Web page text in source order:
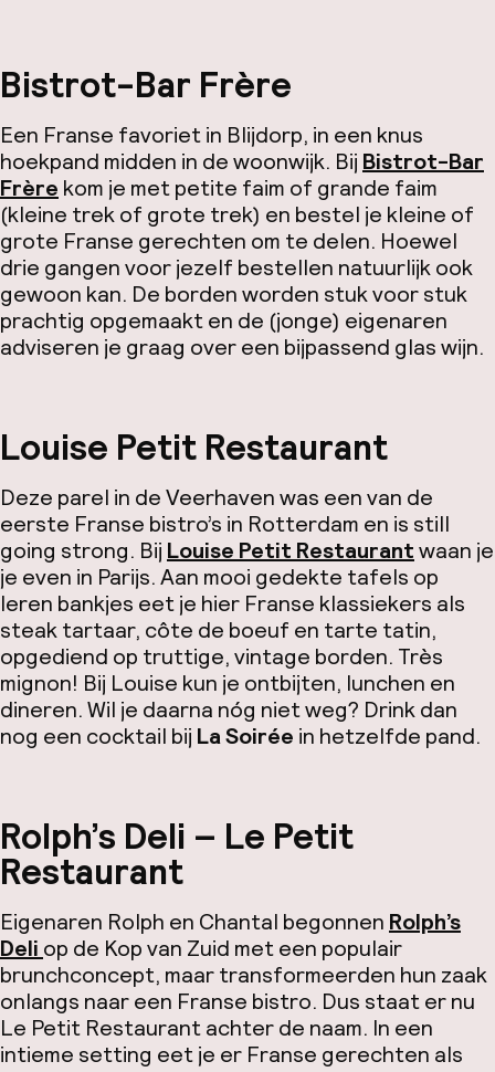
Bistrot-Bar Frère
​​Een Franse favoriet in Blijdorp, in een knus
hoekpand midden in de woonwijk. Bij Bistrot-Bar
Frère kom je metpetite faim of grande faim
(kleine trek of grote trek) en bestel je kleine of
grote Franse gerechten om te delen. Hoewel
drie gangen voor jezelf bestellen natuurlijk ook
gewoon kan. De borden worden stuk voor stuk
prachtig opgemaakt en de (jonge) eigenaren
adviseren je graag over een bijpassend glas wijn.
Louise Petit Restaurant
Deze parel in de Veerhaven was een van de
eerste Franse bistro’s in Rotterdam en is still
going strong. Bij Louise Petit Restaurantwaan je
je even in Parijs. Aan mooi gedekte tafels op
leren bankjes eet je hier Franse klassiekers als
steak tartaar, côte de boeuf en tarte tatin,
opgediend op truttige, vintage borden. Très
mignon! Bij Louise kun je ontbijten, lunchen en
dineren. Wil je daarna nóg niet weg? Drink dan
nog een cocktail bij La Soirée in hetzelfde pand.
Rolph’s Deli – Le Petit
Restaurant
Eigenaren Rolph en Chantal begonnen Rolph’s
Deli op de Kop van Zuid met een populair
brunchconcept, maar transformeerden hun zaak
onlangs naar een Franse bistro. Dus staat er nu
Le Petit Restaurant achter de naam. In een
intieme setting eet je er Franse gerechten als